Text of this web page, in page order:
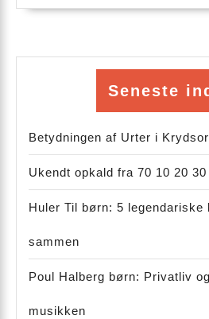
Seneste
Betydningen af Urter i
Ukendt opkald fra 70 10 20 30
Huler Til børn: 5 legendariske
sammen
Poul Halberg børn: Privatliv
musikken